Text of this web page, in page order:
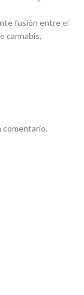
fusión entre el
cannabis,
comentario.